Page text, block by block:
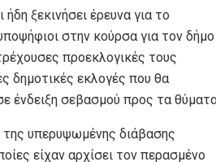
ξεκινήσει έρευνα για το
στην κούρσα για τον δήμο
προεκλογικές τους
δημοτικές εκλογές που θα
ένδειξη σεβασμού προς τα
υπερυψωμένης διάβασης
είχαν αρχίσει τον περασμένο